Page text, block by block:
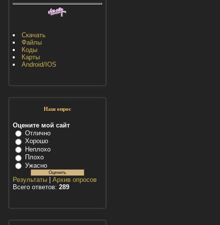
Скачать
Файлы
Коды
Карты
Android/IOS
Наш опрос
Оцените мой сайт
Отлично
Хорошо
Неплохо
Плохо
Ужасно
Результаты| Архив опросов
Всего ответов: 289